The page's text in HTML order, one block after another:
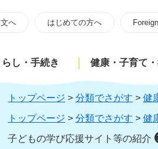
へ はじめての方へ
らし・手続き 健康・子育て
トップページ > 分類でさがす > 健
トップページ > 分類でさがす > 健
子どもの学び応援サイト等の紹介